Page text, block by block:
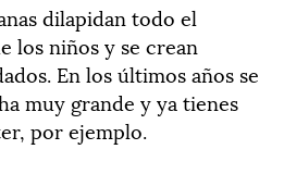
dilapidan todo el
los niños y se crean
En los últimos años se
muy grande y ya tienes
por ejemplo.